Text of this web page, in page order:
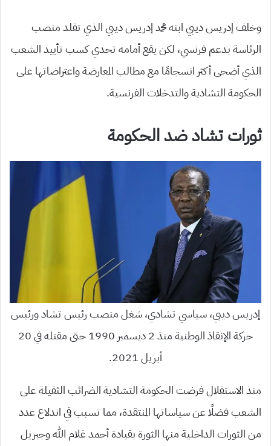
وخلف إدريس ديبي ابنه محمد إدريس ديبي الذي تقلد منصب
الرئاسة بدعم فرنسي، لكن يقع أمامه تحدي كسب تأييد الشعب
الذي أضحى أكثر انسجامًا مع مطالب المعارضة واعتراضاتها على
الحكومة التشادية والتدخلات الفرنسية.
ثورات تشاد ضد الحكومة
إدريس ديبي، سياسي تشادي، شغل منصب رئيس تشاد ورئيس
حركة الإنقاذ الوطنية منذ 2 ديسمبر 1990 حتى مقتله في 20
أبريل 2021.
منذ الاستقلال فرضت الحكومة التشادية الضرائب الثقيلة على
الشعب فضلًا عن سياساتها المنتقدة، مما تسبب في اندلاع عدد
من الثورات الداخلية منها الثورة بقيادة أحمد غلام الله وجبريل